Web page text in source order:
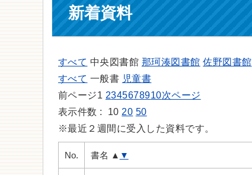
新着資料
すべて 中央図書館 那珂湊図書館 佐野図書館
すべて 一般書 児童書
前ページ1 2345678910次ページ
表示件数 : 10 20 50
※最近２週間に受入した資料です。
No. 書名 ▲ ▼